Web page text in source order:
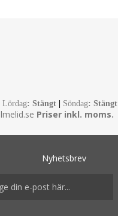
Lördag: Stängt | Söndag: Stängt
Priser inkl. moms.
Nyhetsbrev